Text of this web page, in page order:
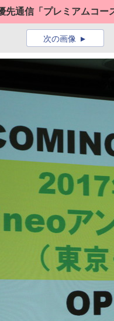
先通信「プレミアムコー
次の画像